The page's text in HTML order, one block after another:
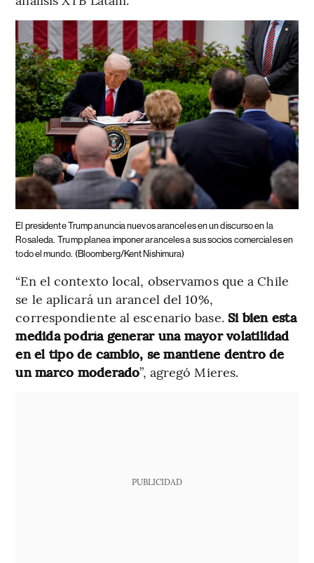
El presidente Trump anuncia nuevos aranceles en un discurso en la
Rosaleda. Trump planea imponer aranceles a sus socios comerciales en
todo el mundo. (Bloomberg/Kent Nishimura)
“En el contexto local, observamos que a Chile
se le aplicará un arancel del 10%,
correspondiente al escenario base. Si bien esta
medida podría generar una mayor volatilidad
en el tipo de cambio, se mantiene dentro de
un marco moderado”, agregó Mieres.
PUBLICIDAD